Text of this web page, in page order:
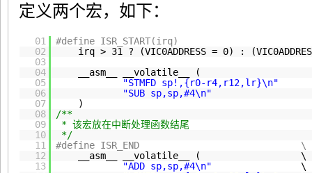
定义两个宏，如下：
01
#define
02
irq > 31 ? (VIC0ADDRESS = 0) :
03
04
__asm__
05
"STMFD sp!,{r0-r4,r12,lr}\n"
06
"SUB sp,sp,#4\n"
07
)
08
/**
09
* 该宏放在中断处理函数结尾
10
*/
11
#define ISR_END \
12
__asm__ __volatile__ ( \
13
"ADD sp,sp,#4\n"
\